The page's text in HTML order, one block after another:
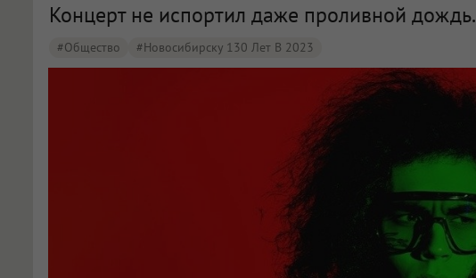
Концерт не испортил даже проливной дождь.
#Общество #Новосибирску 130 Лет В 2023